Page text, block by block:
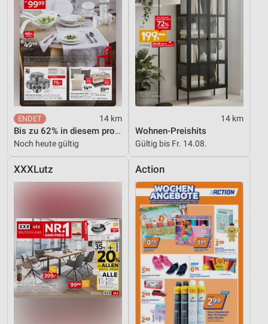
14 km
Bis zu 62% in diesem prospekt
Noch heute gültig
14 km
Wohnen-Preishits
Gültig bis Fr. 14.08.
XXXLutz Action